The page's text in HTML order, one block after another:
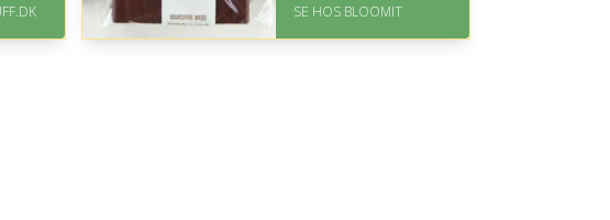
Levering: samme dag eller
SE HOS BLOOMIT